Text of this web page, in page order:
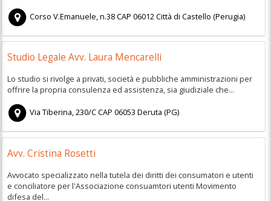
Corso V.Emanuele, n.38CAP06012Città di Castello (Perugia)
Studio Legale Avv. Laura Mencarelli
Lo studio si rivolge a privati, società e pubbliche amministrazioni per
offrire la propria consulenza ed assistenza, sia giudiziale che...
Via Tiberina, 230/CCAP06053 Deruta (PG)
Avv. Cristina Rosetti
Avvocato specializzato nella tutela dei diritti dei consumatori e utenti
e conciliatore per l'Associazione consuamtori utenti Movimento
difesa del...